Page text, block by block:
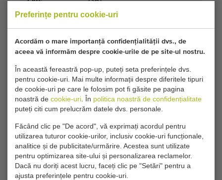
Preferințe pentru cookie-uri
Acordăm o mare importanță confidențialității dvs., de
aceea vă informăm despre cookie-urile de pe site-ul nostru.
În această fereastră pop-up, puteți seta preferințele dvs.
pentru cookie-uri. Mai multe informații despre diferitele tipuri
de cookie-uri pe care le folosim pot fi găsite pe pagina
noastră de cookie-uri . În politica noastră de confidențialitate
puteți citi cum prelucrăm datele dvs. personale.
Făcând clic pe "De acord", vă exprimați acordul pentru
utilizarea tuturor cookie-urilor, inclusiv cookie-uri funcționale,
analitice și de publicitate/urmărire. Acestea sunt utilizate
pentru optimizarea site-ului și personalizarea reclamelor.
Dacă nu doriți acest lucru, faceți clic pe "Setări" pentru a
ajusta preferințele pentru cookie-uri.
130 cm
Condiții generale Procesul de cumpărare
Din pacate, acest Mașină de recoltat
autopropulsată Ortomec SPK130A pentru spanac
a fost acum vandut.